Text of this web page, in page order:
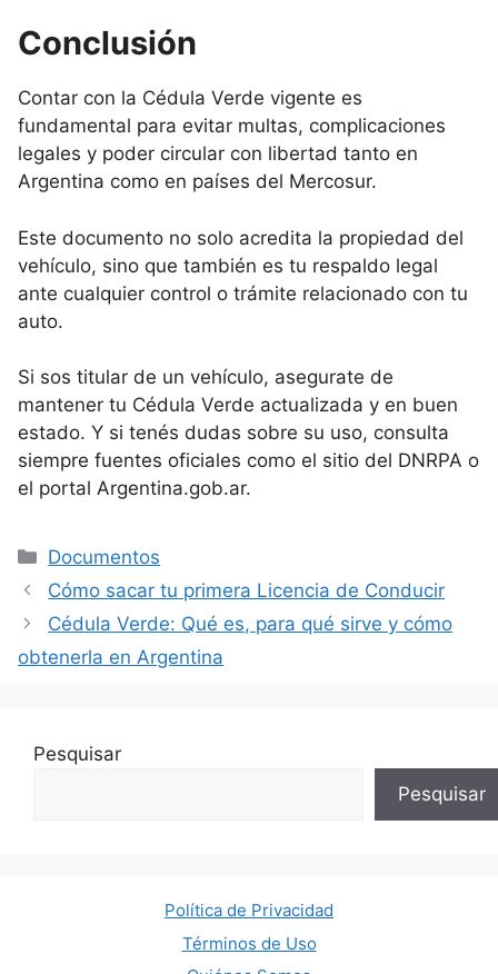
Conclusión
Contar con la Cédula Verde vigente es
fundamental para evitar multas, complicaciones
legales y poder circular con libertad tanto en
Argentina como en países del Mercosur.
Este documento no solo acredita la propiedad del
vehículo, sino que también es tu respaldo legal
ante cualquier control o trámite relacionado con tu
auto.
Si sos titular de un vehículo, asegurate de
mantener tu Cédula Verde actualizada y en buen
estado. Y si tenés dudas sobre su uso, consulta
siempre fuentes oficiales como el sitio del DNRPA o
el portal Argentina.gob.ar.
Categorías
Documentos
Cómo sacar tu primera Licencia de Conducir
Cédula Verde: Qué es, para qué sirve y cómo
obtenerla en Argentina
Pesquisar
Pesquisar
Política de Privacidad
Términos de Uso